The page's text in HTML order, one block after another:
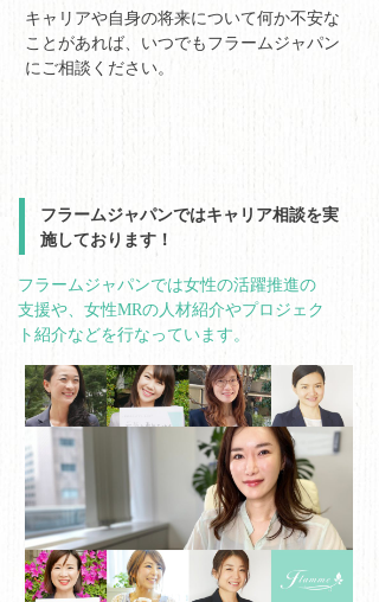
キャリアや自身の将来について何か不安な
ことがあれば、いつでもフラームジャパン
にご相談ください。
フラームジャパンではキャリア相談を実
施しております！
フラームジャパンでは女性の活躍推進の
支援や、女性MRの人材紹介やプロジェク
ト紹介などを行なっています。